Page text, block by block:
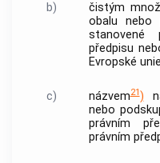
b) čistým
obalu nebo
stanovené
předpisu
Evropské
c) názvem21)
nebo
právním
právním